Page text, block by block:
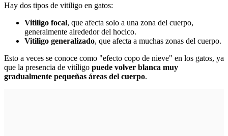
Hay dos tipos de vitiligo en gatos:
Vitiligo focal, que afecta solo a una zona del cuerpo,
generalmente alrededor del hocico.
Vitiligo generalizado, que afecta a muchas zonas del cuerpo.
Esto a veces se conoce como "efecto copo de nieve" en los gatos, ya
que la presencia de vitíligo puede volver blanca muy
gradualmente pequeñas áreas del cuerpo.